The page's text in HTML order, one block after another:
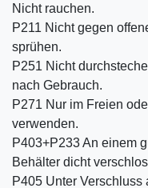
Nicht rauchen.
P211 Nicht gegen
sprühen.
P251 Nicht
nach Gebrauch.
P271 Nur im Freien
verwenden.
P403+P233 An einem
Behälter dicht
P405 Unter Verschluss